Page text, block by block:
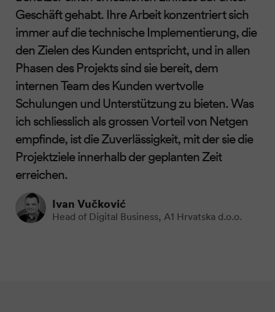
Geschäft gehabt. Ihre Arbeit konzentriert sich
immer auf die technische Implementierung, die
den Zielen des Kunden entspricht, und in allen
Phasen des Projekts sind sie bereit, dem
internen Team des Kunden wertvolle
Schulungen und Unterstützung zu bieten. Was
ich schliesslich als grossen Vorteil von Netgen
empfinde, ist die Zuverlässigkeit, mit der sie die
Projektziele innerhalb der geplanten Zeit
erreichen.
Ivan Vučković
Head of Digital Business, A1 Hrvatska d.o.o.